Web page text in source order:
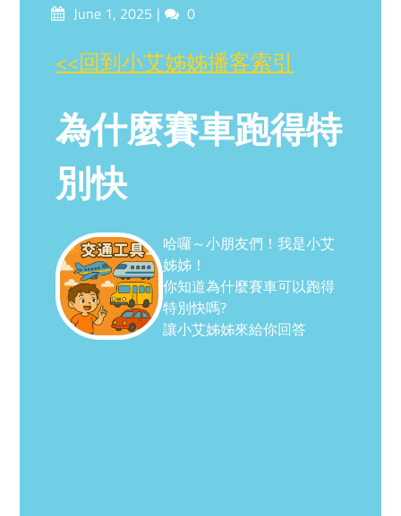
PostedJune 1, 2025 Comments
0
<<回到小艾姊姊播客索引
為什麼賽車跑得特
別快
哈囉～小朋友們！我是小艾
姊姊！
你知道為什麼賽車可以跑得
特別快嗎?
讓小艾姊姊來給你回答